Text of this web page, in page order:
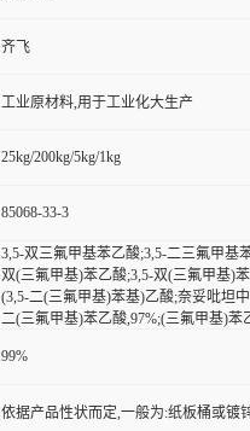
齐飞
工业原材料,用于工业化大生产
25kg/200kg/5kg/1kg
85068-33-3
3,5-双三氟甲基苯乙酸;3,5-二三氟甲基
双(三氟甲基)苯乙酸;3,5-双(三氟甲基)
(3,5-二(三氟甲基)苯基)乙酸;奈妥吡坦
二(三氟甲基)苯乙酸,97%;(三氟甲基)苯
99%
依据产品性状而定,一般为:纸板桶或镀